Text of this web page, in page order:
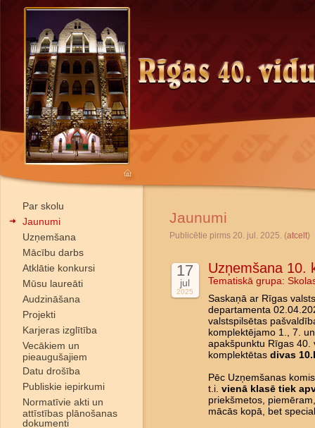
Par skolu
Jaunumi
Uzņemšana
Mācību darbs
Atklātie konkursi
Mūsu laureāti
Audzināšana
Projekti
Karjeras izglītība
Vecākiem un
pieaugušajiem
Datu drošība
Publiskie iepirkumi
Normatīvie akti un
attīstības plānošanas
dokumenti
Jaunumi
Publicētie pirms 20. jul. 2025. (atcelt)
17
jul
2025
Uzņemšana 10.
Tematiskā grupa:
Saskaņā ar Rīgas
departamenta
valstspilsētas
komplektējamo 1., 7.
apakšpunktu Rīgas 40.
komplektētas divas
Pēc Uzņemšanas
t.i. vienā klasē tiek
priekšmetos,
mācās kopā, bet